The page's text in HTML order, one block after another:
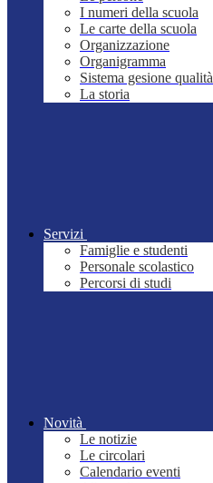
I numeri della scuola
Le carte della scuola
Organizzazione
Organigramma
Sistema gesione qualità
La storia
Servizi
Famiglie e studenti
Personale scolastico
Percorsi di studi
Novità
Le notizie
Le circolari
Calendario eventi